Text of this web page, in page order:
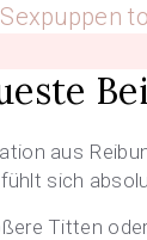
Sexpuppen
aus
sich
Titten